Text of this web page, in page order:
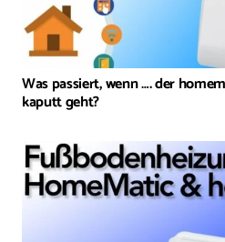
Was passiert, wenn …. der
kaputt geht?